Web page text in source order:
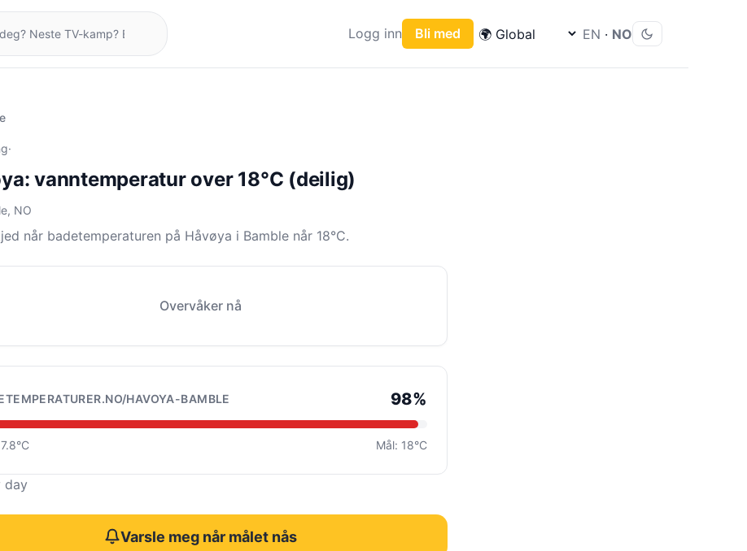
Logg inn Bli med EN · NO
·
vanntemperatur over 18°C (deilig)
NO
når badetemperaturen på Håvøya i Bamble når 18°C.
Overvåker nå
HAVOYA-BAMBLE 98%
Mål: 18°C
day
Varsle meg når målet nås